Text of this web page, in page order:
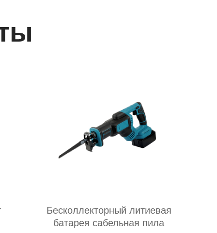
Бесколлекторный литиевая
батарея сабельная пила